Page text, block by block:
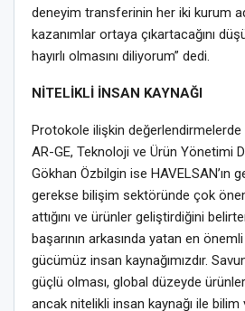
deneyim transferinin her iki kurum
kazanımlar ortaya çıkartacağını
hayırlı olmasını diliyorum” dedi.
NİTELİKLİ İNSAN KAYNAĞI
Protokole ilişkin değerlendirmelerde
AR-GE, Teknoloji ve Ürün Yönetimi
Gökhan Özbilgin ise HAVELSAN’ın
gerekse bilişim sektöründe çok
attığını ve ürünler geliştirdiğini
başarının arkasında yatan en önemli
gücümüz insan kaynağımızdır.
güçlü olması, global düzeyde
ancak nitelikli insan kaynağı ile